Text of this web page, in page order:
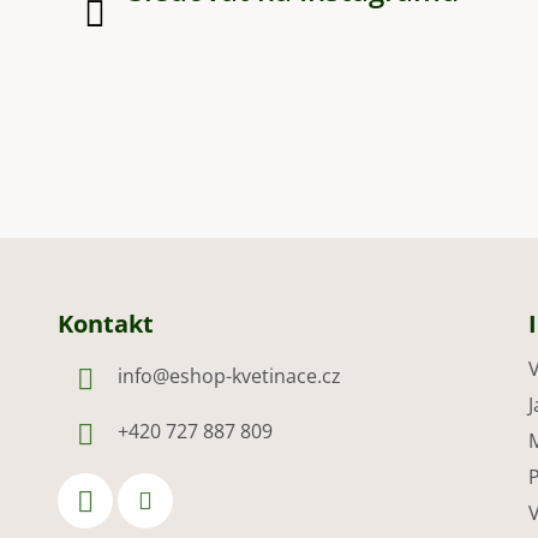
Kontakt
info@eshop-kvetinace.cz
+420 727 887 809